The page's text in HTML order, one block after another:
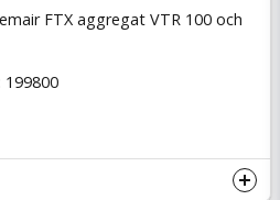
FTX aggregat VTR 100 och
199800